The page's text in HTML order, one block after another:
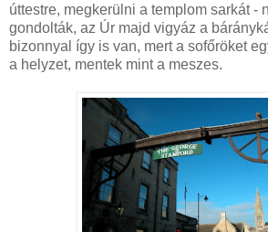
úttestre, megkerülni a templom sarkát -
gondolták, az Úr majd vigyáz a
bizonnyal így is van, mert a sofőröket
a helyzet, mentek mint a meszes.